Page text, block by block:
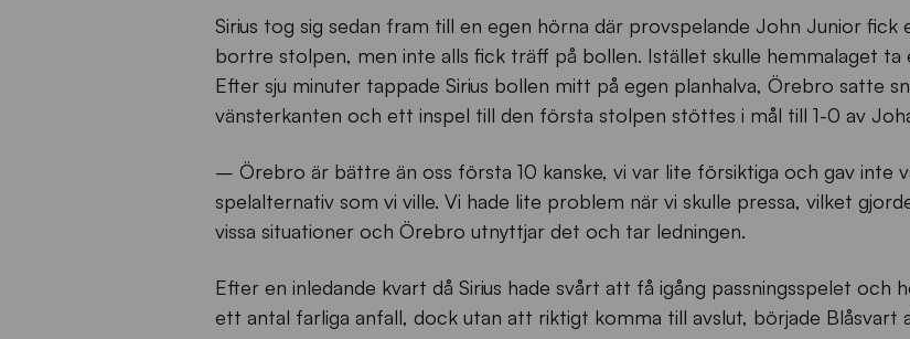
Sirius tog sig sedan fram till en egen hörna där provspelande John Junior fick
bortre stolpen, men inte alls fick träff på bollen. Istället skulle hemmalaget ta
Efter sju minuter tappade Sirius bollen mitt på egen planhalva, Örebro satte
vänsterkanten och ett inspel till den första stolpen stöttes i mål till 1-0 av
– Örebro är bättre än oss första 10 kanske, vi var lite försiktiga och gav inte
spelalternativ som vi ville. Vi hade lite problem när vi skulle pressa, vilket
vissa situationer och Örebro utnyttjar det och tar ledningen.
Efter en inledande kvart då Sirius hade svårt att få igång passningsspelet och
ett antal farliga anfall, dock utan att riktigt komma till avslut, började Blåsvart